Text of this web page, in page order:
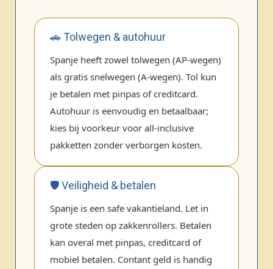
🚗 Tolwegen & autohuur
Spanje heeft zowel tolwegen (AP‑wegen)
als gratis snelwegen (A‑wegen). Tol kun
je betalen met pinpas of creditcard.
Autohuur is eenvoudig en betaalbaar;
kies bij voorkeur voor all‑inclusive
pakketten zonder verborgen kosten.
🛡️ Veiligheid & betalen
Spanje is een safe vakantieland. Let in
grote steden op zakkenrollers. Betalen
kan overal met pinpas, creditcard of
mobiel betalen. Contant geld is handig